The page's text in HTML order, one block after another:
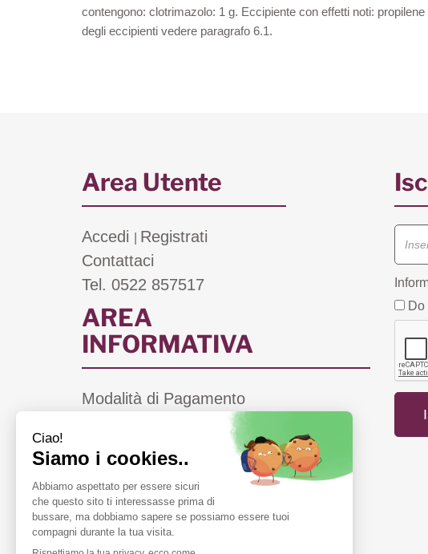
contengono: clotrimazolo: 1 g. Eccipiente con effetti noti:
degli eccipienti vedere paragrafo 6.1.
Area Utente
Accedi
Registrati
Contattaci
Tel. 0522 857517
AREA
INFORMATIVA
Modalità di Pagamento
Cookie Policy
Condizioni di Vendita
Farmacie di Turno a Scandiano (RE)